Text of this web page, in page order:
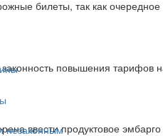
билеты, так как
повышения тарифов
ввести продуктовое